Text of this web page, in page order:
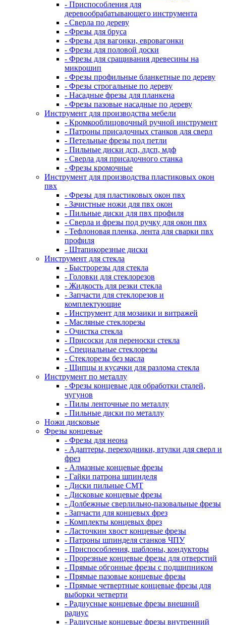
- Приспособления для
деревообрабатывающего инструмента
- Сверла по дереву
- Фрезы для бруса
- Фрезы для вагонки, евровагонки
- Фрезы для половой доски
- Фрезы для сращивания древесины на
микрошип
- Фрезы профильные бланкетные по дереву
- Фрезы строгальные по дереву
- Насадные фрезы для планкена
- Фрезы пазовые насадные по дереву
Инструмент для производства мебели
- Кромкооблицовочный ручной инструмент
- Патроны присадочных станков для сверл
- Петельные фрезы под петли
- Пильные диски дсп, лдсп, мдф
- Сверла для присадочного станка
- Фрезы кромочные
Инструмент для производства пластиковых окон
пвх
- Фрезы для пластиковых окон пвх
- Зачистные ножи для пвх окон
- Пильные диски для пвх профиля
- Сверла и фрезы под ручку для окон пвх
- Тефлоновая пленка, лента для сварки пвх
профиля
- Штапикорезные диски
Инструмент для стекла
- Быстрорезы для стекла
- Головки для стеклорезов
- Жидкость для резки стекла
- Запчасти для стеклорезов и
комплектующие
- Инструмент для мозаики и витражей
- Масляные стеклорезы
- Очистка стекла
- Присоски для переноски стекла
- Специальные стеклорезы
- Стеклорезы без масла
- Щипцы и кусачки для разлома стекла
Инструмент по металлу
- Фрезы концевые для обработки сталей,
чугунов
- Пилы ленточные по металлу
- Пильные диски по металлу
Ножи дисковые
Фрезы концевые
- Фрезы для неона
- Адаптеры, переходники, втулки для сверл и
фрез
- Алмазные концевые фрезы
- Гайки патрона шпинделя
- Диски пильные CMT
- Дисковые концевые фрезы
- Долбежные сверлильно-пазовальные фрезы
- Запчасти для концевых фрез
- Комплекты концевых фрез
- Ласточкин хвост концевые фрезы
- Патроны шпинделя станков ЧПУ
- Приспособления, шаблоны, кондукторы
- Прорезные концевые фрезы для отверстий
- Прямые обгонные фрезы с подшипником
- Прямые пазовые концевые фрезы
- Прямые четвертные концевые фрезы для
выборки четверти
- Радиусные концевые фрезы внешний
радиус
- Радиусные концевые фрезы внутренний